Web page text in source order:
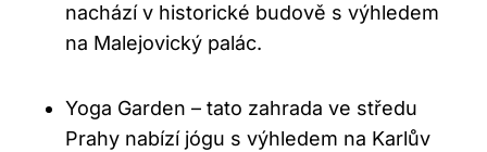
nachází v historické budově s výhledem
na Malejovický palác.
Yoga Garden – tato zahrada ve středu
Prahy nabízí jógu s výhledem na Karlův